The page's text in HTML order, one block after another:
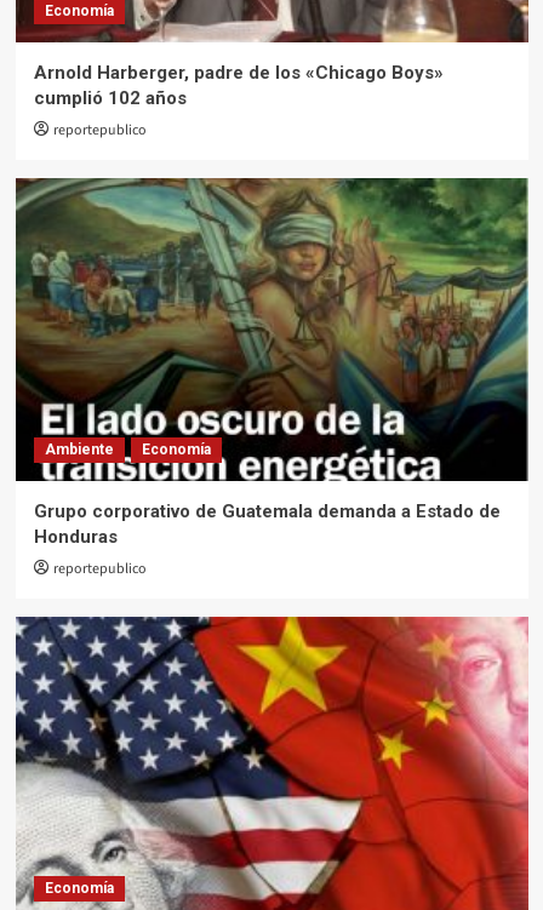
Economía
Arnold Harberger, padre de los «Chicago Boys»
cumplió 102 años
reportepublico
Ambiente Economía
Grupo corporativo de Guatemala demanda a Estado de
Honduras
reportepublico
Economía